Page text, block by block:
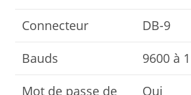
Connecteur
DB-9
Bauds
9600 à
Mot de passe de
Oui